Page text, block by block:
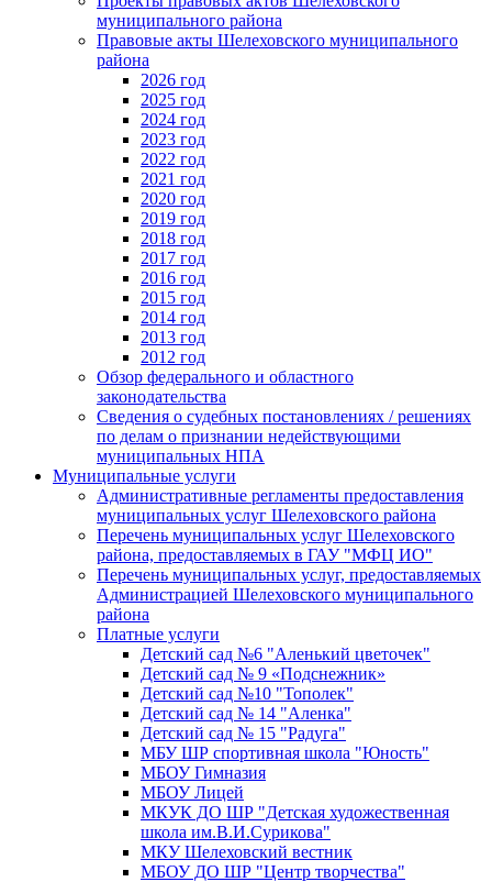
муниципального района
Правовые акты Шелеховского муниципального
района
2026 год
2025 год
2024 год
2023 год
2022 год
2021 год
2020 год
2019 год
2018 год
2017 год
2016 год
2015 год
2014 год
2013 год
2012 год
Обзор федерального и областного
законодательства
Сведения о судебных постановлениях / решениях
по делам о признании недействующими
муниципальных НПА
Муниципальные услуги
Административные регламенты предоставления
муниципальных услуг Шелеховского района
Перечень муниципальных услуг Шелеховского
района, предоставляемых в ГАУ "МФЦ ИО"
Перечень муниципальных услуг, предоставляемых
Администрацией Шелеховского муниципального
района
Платные услуги
Детский сад №6 "Аленький цветочек"
Детский сад № 9 «Подснежник»
Детский сад №10 "Тополек"
Детский сад № 14 "Аленка"
Детский сад № 15 "Радуга"
МБУ ШР спортивная школа "Юность"
МБОУ Гимназия
МБОУ Лицей
МКУК ДО ШР "Детская художественная
школа им.В.И.Сурикова"
МКУ Шелеховский вестник
МБОУ ДО ШР "Центр творчества"